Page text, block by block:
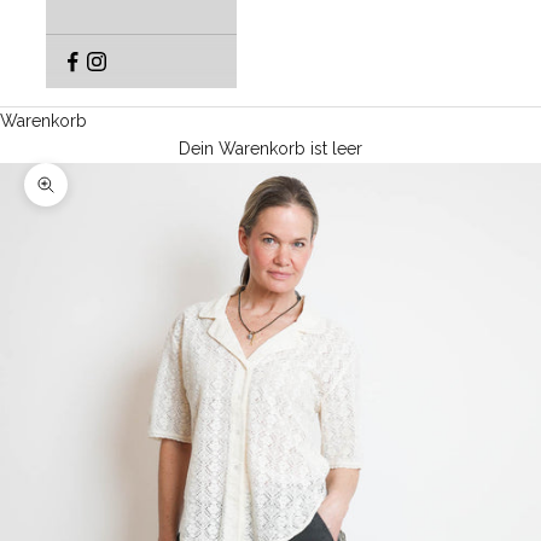
Warenkorb
Dein Warenkorb ist leer
Bild vergrößern